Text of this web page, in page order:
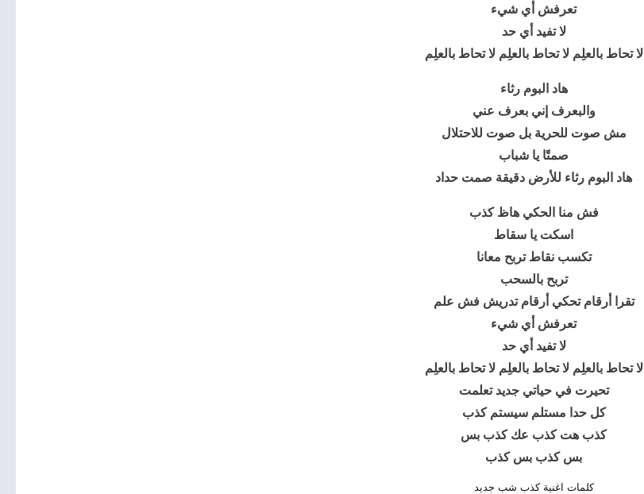
تعرفش أي شيء
لا تفيد أي حد
لا تحاط بالعلِم لا تحاط بالعلِم لا تحاط بالعلِم
هاد البوم رثاء
والبعرف إني بعرف عني
مش صوت للحرية بل صوت للاحتلال
صمتًا يا شباب
هاد البوم رثاء للأرض دقيقة صمت حداد
فش منا الحكي هاظ كذب
اسكت يا سقاط
تكسب نقاط تربح معانا
تربح بالسحب
تقرا أرقام تحكي أرقام تدريش فش علم
تعرفش أي شيء
لا تفيد أي حد
لا تحاط بالعلِم لا تحاط بالعلِم لا تحاط بالعلِم
تحيرت في حياتي جديد تعلمت
كل حدا مستلم سيستم كذب
كذب هت كذب عك كذب بس
بس كذب بس كذب
كلمات اغنية كذب شب جديد